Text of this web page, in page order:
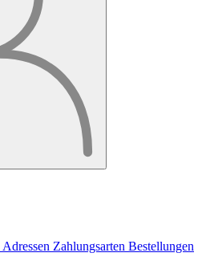
Adressen Zahlungsarten Bestellungen